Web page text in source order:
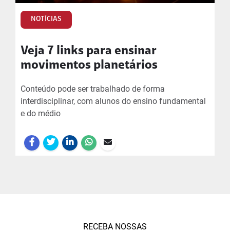
NOTÍCIAS
Veja 7 links para ensinar
movimentos planetários
Conteúdo pode ser trabalhado de forma
interdisciplinar, com alunos do ensino fundamental
e do médio
RECEBA NOSSAS